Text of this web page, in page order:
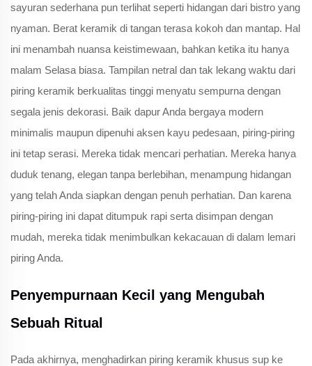
sayuran sederhana pun terlihat seperti hidangan dari bistro yang
nyaman. Berat keramik di tangan terasa kokoh dan mantap. Hal
ini menambah nuansa keistimewaan, bahkan ketika itu hanya
malam Selasa biasa. Tampilan netral dan tak lekang waktu dari
piring keramik berkualitas tinggi menyatu sempurna dengan
segala jenis dekorasi. Baik dapur Anda bergaya modern
minimalis maupun dipenuhi aksen kayu pedesaan, piring-piring
ini tetap serasi. Mereka tidak mencari perhatian. Mereka hanya
duduk tenang, elegan tanpa berlebihan, menampung hidangan
yang telah Anda siapkan dengan penuh perhatian. Dan karena
piring-piring ini dapat ditumpuk rapi serta disimpan dengan
mudah, mereka tidak menimbulkan kekacauan di dalam lemari
piring Anda.
Penyempurnaan Kecil yang Mengubah
Sebuah Ritual
Pada akhirnya, menghadirkan piring keramik khusus sup ke